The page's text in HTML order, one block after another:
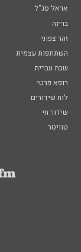
אראל סג"ל
בריזה
זהר צפוני
השתתפות עצמית
שבת עברית
רופא פרטי
לוח שידורים
שידור חי
טוויטר